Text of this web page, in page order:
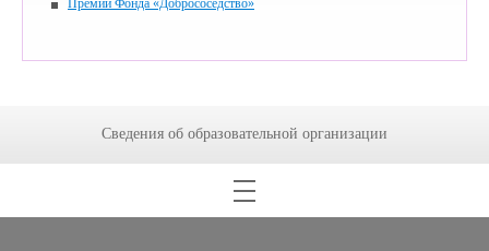
Премии Фонда «Добрососедство»
Сведения об образовательной организации